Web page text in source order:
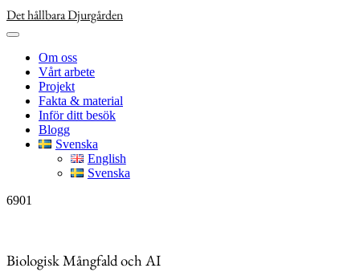
Skip
content
Det hållbara Djurgården
Om oss
Vårt arbete
Projekt
Fakta & material
Inför ditt besök
Blogg
Svenska
English
Svenska
6901
Biologisk Mångfald och AI